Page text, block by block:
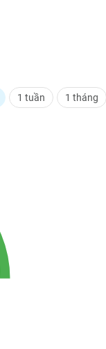
1 tuần 1 tháng